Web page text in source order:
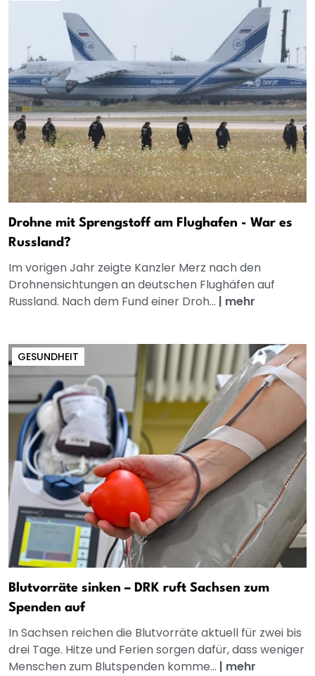
Drohne mit Sprengstoff am Flughafen - War es
Russland?
Im vorigen Jahr zeigte Kanzler Merz nach den
Drohnensichtungen an deutschen Flughäfen auf
Russland. Nach dem Fund einer Droh... | mehr
GESUNDHEIT
Blutvorräte sinken – DRK ruft Sachsen zum
Spenden auf
In Sachsen reichen die Blutvorräte aktuell für zwei bis
drei Tage. Hitze und Ferien sorgen dafür, dass weniger
Menschen zum Blutspenden komme... | mehr